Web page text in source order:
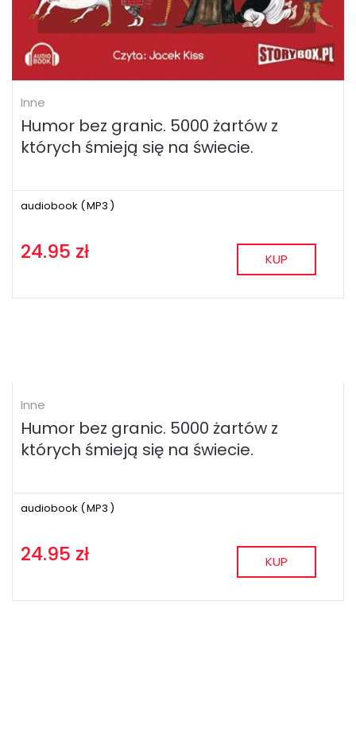
Inne
Humor bez granic. 5000 żartów z
których śmieją się na świecie.
audiobook (MP3 )
24.95 zł KUP
Inne
Humor bez granic. 5000 żartów z
których śmieją się na świecie.
audiobook (MP3 )
24.95 zł KUP